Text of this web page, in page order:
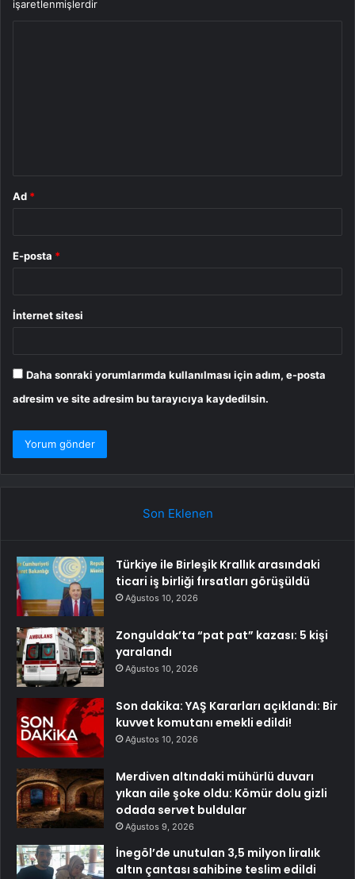
işaretlenmişlerdir
Ad *
E-posta *
İnternet sitesi
Daha sonraki yorumlarımda kullanılması için adım, e-posta
adresim ve site adresim bu tarayıcıya kaydedilsin.
Son Eklenen
Türkiye ile Birleşik Krallık arasındaki
ticari iş birliği fırsatları görüşüldü
Ağustos 10, 2026
Zonguldak’ta “pat pat” kazası: 5 kişi
yaralandı
Ağustos 10, 2026
Son dakika: YAŞ Kararları açıklandı: Bir
kuvvet komutanı emekli edildi!
Ağustos 10, 2026
Merdiven altındaki mühürlü duvarı
yıkan aile şoke oldu: Kömür dolu gizli
odada servet buldular
Ağustos 9, 2026
İnegöl’de unutulan 3,5 milyon liralık
altın çantası sahibine teslim edildi